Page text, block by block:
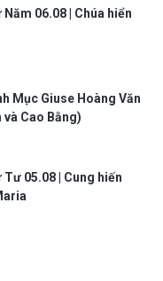
Năm 06.08 | Chúa hiển
Mục Giuse Hoàng Văn
và Cao Bằng)
Tư 05.08 | Cung hiến